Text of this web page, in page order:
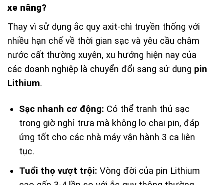
xe nâng?
Thay vì sử dụng ắc quy axit-chì truyền thống với
nhiều hạn chế về thời gian sạc và yêu cầu châm
nước cất thường xuyên, xu hướng hiện nay của
các doanh nghiệp là chuyển đổi sang sử dụng pin
Lithium.
Sạc nhanh cơ động: Có thể tranh thủ sạc
trong giờ nghỉ trưa mà không lo chai pin, đáp
ứng tốt cho các nhà máy vận hành 3 ca liên
tục.
Tuổi thọ vượt trội: Vòng đời của pin Lithium